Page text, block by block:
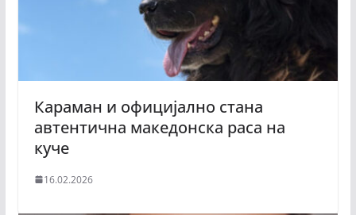
Караман и официјално стана
автентична македонска раса на
куче
16.02.2026